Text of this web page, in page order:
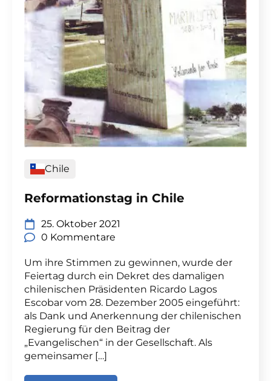
Chile
Reformationstag in Chile
25. Oktober 2021
0 Kommentare
Um ihre Stimmen zu gewinnen, wurde der
Feiertag durch ein Dekret des damaligen
chilenischen Präsidenten Ricardo Lagos
Escobar vom 28. Dezember 2005 eingeführt:
als Dank und Anerkennung der chilenischen
Regierung für den Beitrag der
„Evangelischen“ in der Gesellschaft. Als
gemeinsamer […]